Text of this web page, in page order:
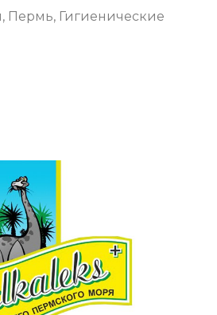
Пермь, Гигиенические